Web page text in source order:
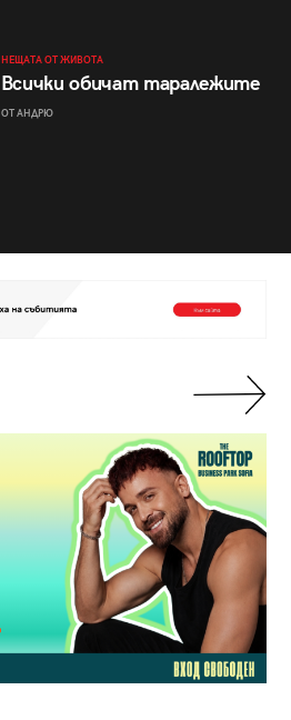
НЕЩАТА ОТ ЖИВОТА
Всички обичат таралежите
ОТ АНДРЮ